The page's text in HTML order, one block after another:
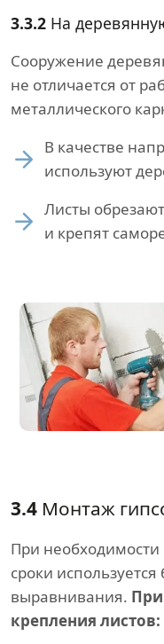
3.3.2 На
Сооружение
не отличается от
металлического
В качестве
используют
Листы
и крепят
3.4 Монтаж
При необходимости
сроки
выравнивания.
крепления листов: